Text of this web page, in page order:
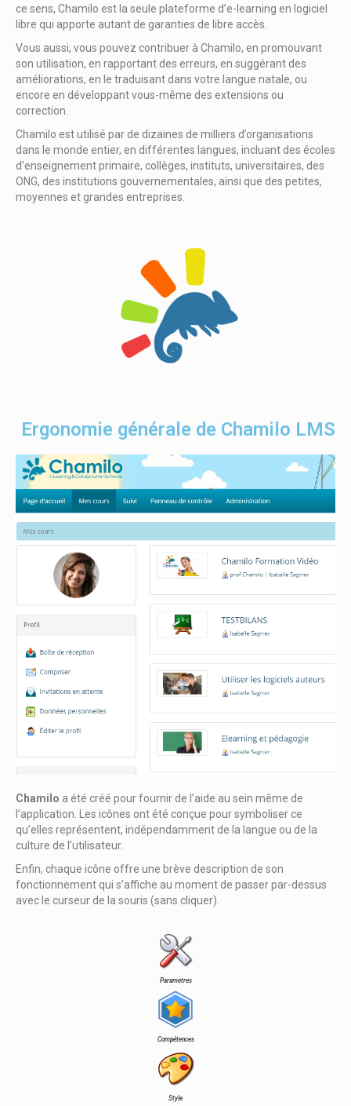
ce sens, Chamilo est la seule plateforme d’e-learning en logiciel
libre qui apporte autant de garanties de libre accès.
Vous aussi, vous pouvez contribuer à Chamilo, en promouvant
son utilisation, en rapportant des erreurs, en suggérant des
améliorations, en le traduisant dans votre langue natale, ou
encore en développant vous-même des extensions ou
correction.
Chamilo est utilisé par de dizaines de milliers d’organisations
dans le monde entier, en différentes langues, incluant des écoles
d’enseignement primaire, collèges, instituts, universitaires, des
ONG, des institutions gouvernementales, ainsi que des petites,
moyennes et grandes entreprises.
Ergonomie générale de Chamilo LMS
Chamilo a été créé pour fournir de l’aide au sein même de
l’application. Les icônes ont été conçue pour symboliser ce
qu’elles représentent, indépendamment de la langue ou de la
culture de l’utilisateur.
Enfin, chaque icône offre une brève description de son
fonctionnement qui s’affiche au moment de passer par-dessus
avec le curseur de la souris (sans cliquer).
Parametres
Compétences
Style